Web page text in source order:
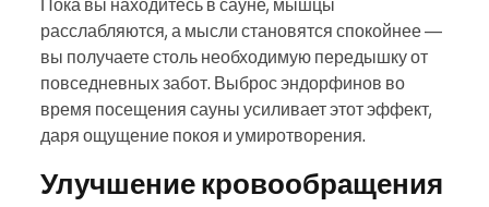
Пока вы находитесь в сауне, мышцы
расслабляются, а мысли становятся спокойнее —
вы получаете столь необходимую передышку от
повседневных забот. Выброс эндорфинов во
время посещения сауны усиливает этот эффект,
даря ощущение покоя и умиротворения.
Улучшение кровообращения